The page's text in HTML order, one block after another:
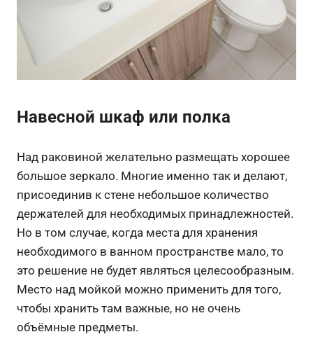
Навесной шкаф или полка
Над раковиной желательно размещать хорошее
большое зеркало. Многие именно так и делают,
присоединив к стене небольшое количество
держателей для необходимых принадлежностей.
Но в том случае, когда места для хранения
необходимого в ванном пространстве мало, то
это решение не будет являться целесообразным.
Место над мойкой можно применить для того,
чтобы хранить там важные, но не очень
объёмные предметы.